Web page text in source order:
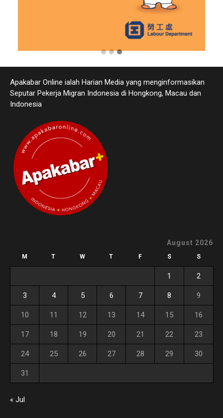
Apakabar Online ialah Harian Media yang menginformasikan
Seputar Pekerja Migran Indonesia di Hongkong, Macau dan
Indonesia
August 2026
M T W T F S S
1 2
3 4 5 6 7 8 9
10 11 12 13 14 15 16
17 18 19 20 21 22 23
24 25 26 27 28 29 30
31
« Jul